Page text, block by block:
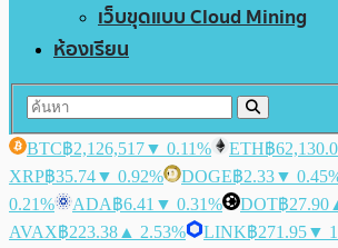
เว็บขุดแบบ Cloud Mining
ห้องเรียน
BTC฿2,126,517▼ 0.11% ETH฿
XRP฿35.74▼ 0.92% DOGE฿2.33▼
0.21%
ADA฿6.41 ▼ 0.31% DOT฿27.90
AVAX฿223.38 ▲ 2.53% LINK฿271.95▼